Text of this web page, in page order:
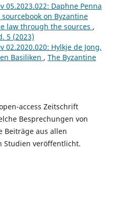
05.2023.022: Daphne Penna
on Byzantine
law through the sources ,
5 (2023)
02.2020.020: Hylkje de Jong,
Basiliken , The Byzantine
access Zeitschrift
Besprechungen von
Beiträge aus allen
Studien veröffentlicht.